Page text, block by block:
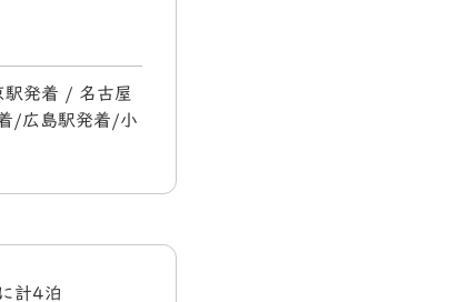
発着 / 名古屋
/広島駅発着/小
計4泊